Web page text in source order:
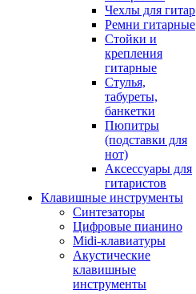
Чехлы для гитар
Ремни гитарные
Стойки и
крепления
гитарные
Стулья,
табуреты,
банкетки
Пюпитры
(подставки для
нот)
Аксессуары для
гитаристов
Клавишные инструменты
Синтезаторы
Цифровые пианино
Midi-клавиатуры
Акустические
клавишные
инструменты